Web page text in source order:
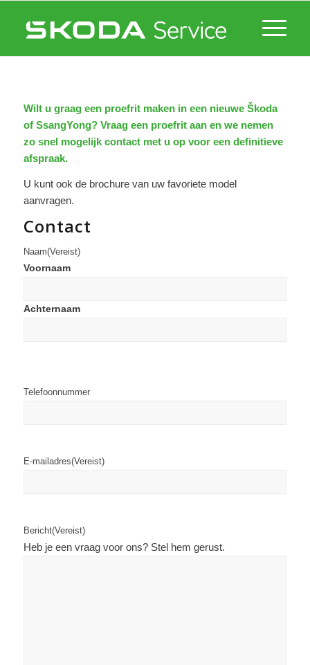
Wilt u graag een proefrit maken in een nieuwe Škoda
of SsangYong? Vraag een proefrit aan en we nemen
zo snel mogelijk contact met u op voor een definitieve
afspraak.
U kunt ook de brochure van uw favoriete model
aanvragen.
Contact
Naam(Vereist)
Voornaam
Achternaam
Telefoonnummer
E-mailadres(Vereist)
Bericht(Vereist)
Heb je een vraag voor ons? Stel hem gerust.